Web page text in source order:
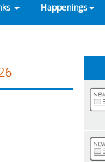
Happenings